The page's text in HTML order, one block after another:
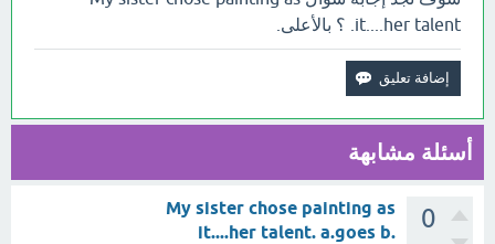
it....her talent. ؟ بالأعلى.
أسئلة مشابهة
0
My sister chose painting as
it....her talent. a.goes b.